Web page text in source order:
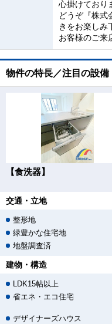
心掛けており
どうぞ『株式
きをお楽しみ
お客様のご来
物件の特長／注目の設備
【食洗器】
交通・立地
整形地
緑豊かな住宅地
地盤調査済
建物・構造
LDK15帖以上
省エネ・エコ住宅
デザイナーズハウス